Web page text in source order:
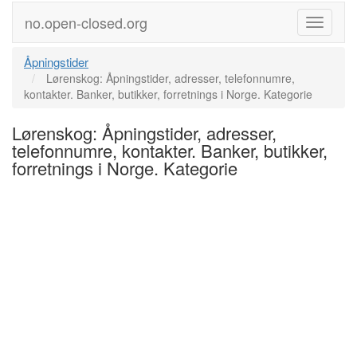
Meny
no.open-closed.org
Åpningstider
Lørenskog: Åpningstider, adresser, telefonnumre,
kontakter. Banker, butikker, forretnings i Norge. Kategorie
Lørenskog: Åpningstider, adresser,
telefonnumre, kontakter. Banker, butikker,
forretnings i Norge. Kategorie